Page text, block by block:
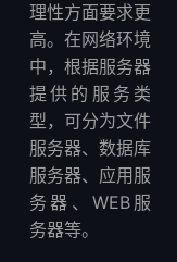
理性方面要求更
高。在网络环境
中，根据服务器
提供的服务类
型，可分为文件
服务器、数据库
服务器、应用服
务器、WEB服
务器等。